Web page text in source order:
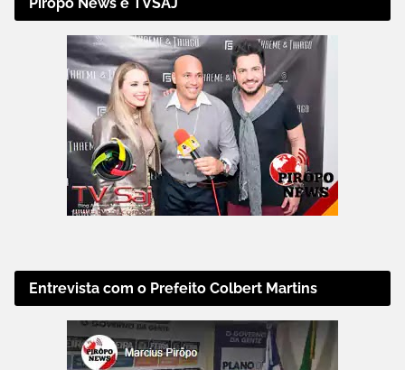
Entrevista com o Prefeito Colbert Martins